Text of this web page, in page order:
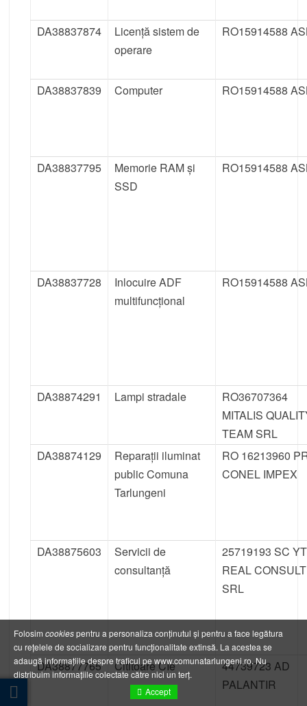
DA38837874
Licență sistem de
operare
RO15914588
DA38837839 Computer RO15914588
DA38837795
Memorie RAM și
SSD
RO15914588
DA38837728
Inlocuire ADF
multifuncțional
RO15914588
DA38874291 Lampi stradale
RO36707364
MITALIS
TEAM SRL
DA38874129
Reparații iluminat
public Comuna
Tarlungeni
RO 16213960
CONEL IMPEX
DA38875603
Servicii de
consultanță
25719193 SC
REAL
SRL
DA38877765 Cititoare CIe
44739723 AD
PALANTIR
Folosim cookiespentru a personaliza conținutul și pentru a face legătura
cu rețelele de socializare pentru funcționalitate extinsă. La acestea se
adaugă informațiile despre traficul pe www.comunatarlungeni.ro. Nu
distribuim informațiile colectate către nici un terț.
Accept